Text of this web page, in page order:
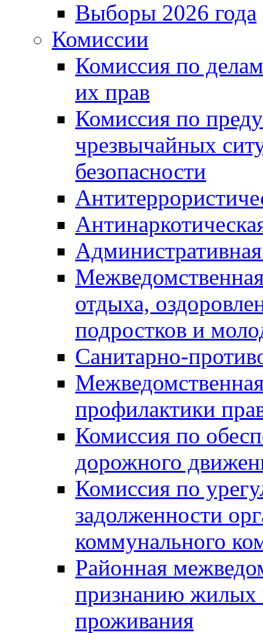
Выборы 2026 года
Комиссии
Комиссия по
их прав
Комиссия по
чрезвычайных
безопасности
отдыха,
подростков и
Санитарно-
профилактики
Комиссия по
дорожного
Комиссия по
задолженности
коммунального
Районная
признанию жилых
проживания